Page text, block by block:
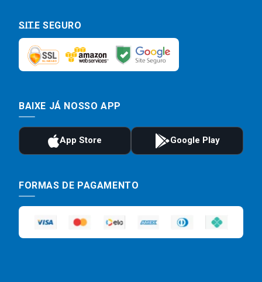
SITE SEGURO
BAIXE JÁ NOSSO APP
FORMAS DE PAGAMENTO